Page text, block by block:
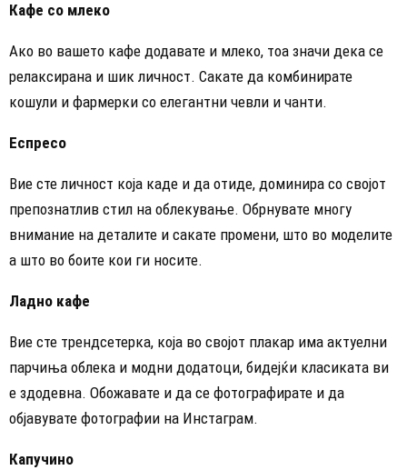
Кафе со млеко
Ако во вашето кафе додавате и млеко, тоа значи дека се
релаксирана и шик личност. Сакате да комбинирате
кошули и фармерки со елегантни чевли и чанти.
Еспресо
Вие сте личност која каде и да отиде, доминира со својот
препознатлив стил на облекување. Обрнувате многу
внимание на деталите и сакате промени, што во моделите
а што во боите кои ги носите.
Ладно кафе
Вие сте трендсетерка, која во својот плакар има актуелни
парчиња облека и модни додатоци, бидејќи класиката ви
е здодевна. Обожавате и да се фотографирате и да
објавувате фотографии на Инстаграм.
Капучино